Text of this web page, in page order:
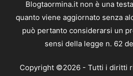
Blogtaormina.it non è una
quanto viene aggiornato senza
può pertanto considerarsi un
sensi della legge n. 62
Copyright ©2026 - Tutti i diritti